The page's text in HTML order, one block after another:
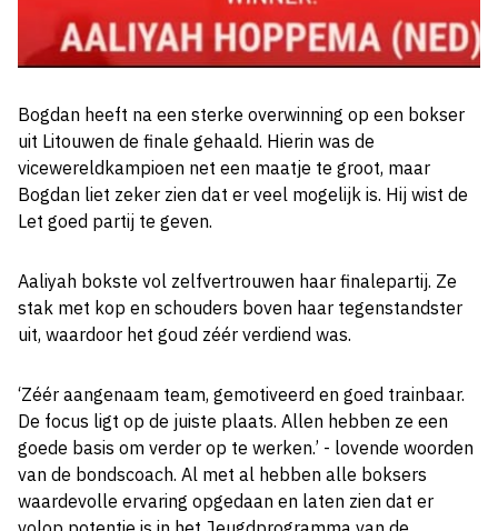
Bogdan heeft na een sterke overwinning op een bokser
uit Litouwen de finale gehaald. Hierin was de
vicewereldkampioen net een maatje te groot, maar
Bogdan liet zeker zien dat er veel mogelijk is. Hij wist de
Let goed partij te geven.
Aaliyah bokste vol zelfvertrouwen haar finalepartij. Ze
stak met kop en schouders boven haar tegenstandster
uit, waardoor het goud zéér verdiend was.
‘Zéér aangenaam team, gemotiveerd en goed trainbaar.
De focus ligt op de juiste plaats. Allen hebben ze een
goede basis om verder op te werken.’ - lovende woorden
van de bondscoach. Al met al hebben alle boksers
waardevolle ervaring opgedaan en laten zien dat er